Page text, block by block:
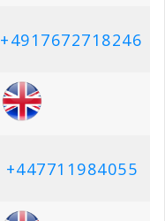
+4917672718246
+447711984055